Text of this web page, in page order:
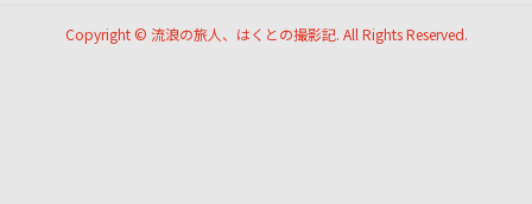
Copyright © 流浪の旅人、はくとの撮影記. All Rights Reserved.